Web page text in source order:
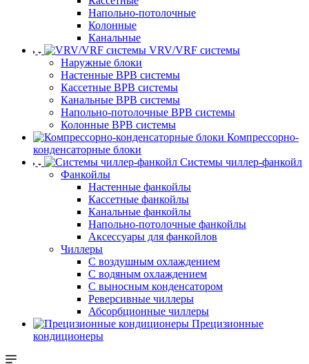
Напольно-потолочные
Колонные
Канальные
VRV/VRF системы
Наружные блоки
Настенные ВРВ системы
Кассетные ВРВ системы
Канальные ВРВ системы
Напольно-потолочные ВРВ системы
Колонные ВРВ системы
Компрессорно-
конденсаторные блоки
Системы чиллер-фанкойл
Фанкойлы
Настенные фанкойлы
Кассетные фанкойлы
Канальные фанкойлы
Напольно-потолочные фанкойлы
Аксессуары для фанкойлов
Чиллеры
С воздушным охлаждением
С водяным охлаждением
С выносным конденсатором
Реверсивные чиллеры
Абсорбционные чиллеры
Прецизионные
кондиционеры